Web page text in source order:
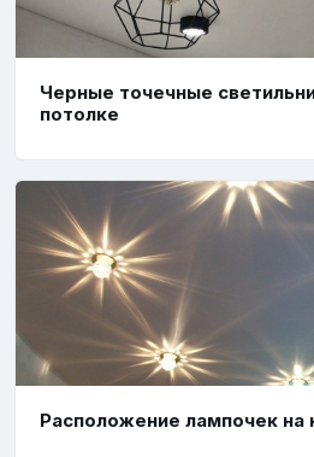
Черные точечные
потолке
Расположение лампочек на